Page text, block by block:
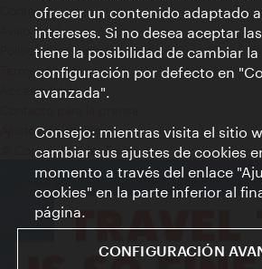
Contacto
Aviso legal
Política de privacidad de datos
Terms of Use
Accesibilidad
Ajustes de cookie
© Copyright WienTourismus
ofrecer un contenido adaptado a
intereses. Si no desea aceptar
tiene la posibilidad de cambiar la
configuración por defecto en
avanzada".
Consejo: mientras visita el sitio
cambiar sus ajustes de cookies
momento a través del enlace
cookies" en la parte inferior al
página.
CONFIGURACIÓN